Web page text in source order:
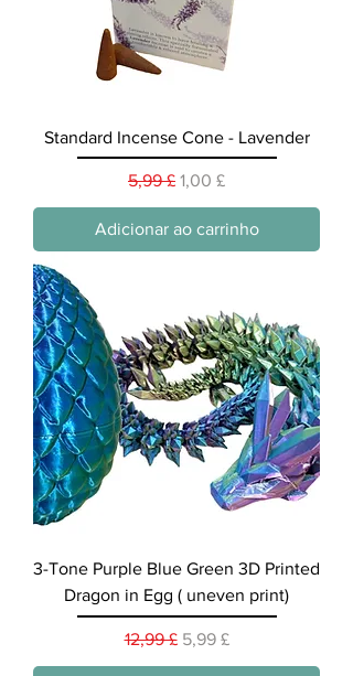
Standard Incense Cone - Lavender
Preço normal
5,99 £ Preço promocional
1,00 £
Adicionar ao carrinho
3-Tone Purple Blue Green 3D Printed
Dragon in Egg ( uneven print)
Preço normal
12,99 £ Preço promocional
5,99 £